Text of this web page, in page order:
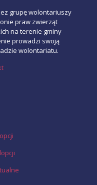
grupę wolontariuszy
praw zwierząt
na terenie gminy
prowadzi swoją
wolontariatu.